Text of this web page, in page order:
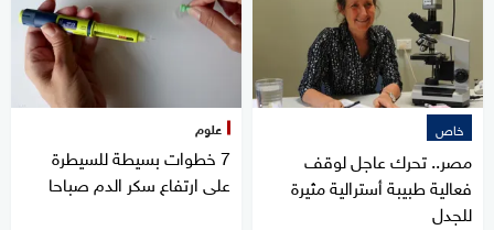
خاص
مصر.. تحرك عاجل لوقف
فعالية طبيبة أسترالية مثيرة
للجدل
علوم
7 خطوات بسيطة للسيطرة
على ارتفاع سكر الدم صباحا